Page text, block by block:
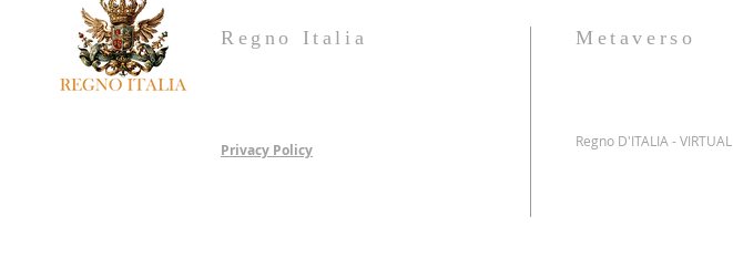
Regno Italia
Privacy Policy
Metaverso
Regno D'ITALIA - VIRTUAL